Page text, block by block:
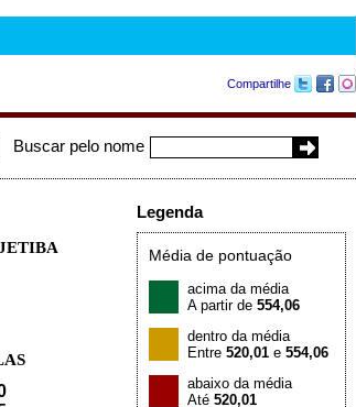
Compartilhe
Buscar pelo nome
Legenda
Média de pontuação
acima da média
A partir de 554,06
dentro da média
Entre 520,01 e 554,06
abaixo da média
Até 520,01